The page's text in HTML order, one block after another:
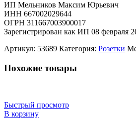
ИП Мельников Максим Юрьевич
ИНН 667002029644
ОГРН 311667003900017
Зарегистрирован как ИП 08 февраля
Артикул: 53689 Категория: Розетки
Похожие товары
Быстрый просмотр
В корзину